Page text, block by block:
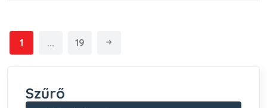
1 ... 19
Szűrő